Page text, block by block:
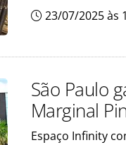
23/07/2025 às
São Paulo
Marginal
Espaço Infinity